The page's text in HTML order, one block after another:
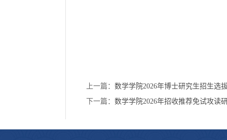
上一篇： 数学学院2026年博士研究生招生选
下一篇： 数学学院2026年招收推荐免试攻读